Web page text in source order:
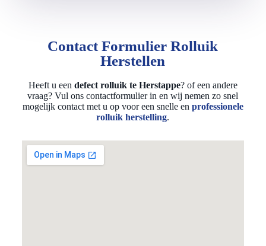
Contact Formulier Rolluik
Herstellen
Heeft u een defect rolluik te Herstappe? of een andere
vraag? Vul ons contactformulier in en wij nemen zo snel
mogelijk contact met u op voor een snelle en professionele
rolluik herstelling.